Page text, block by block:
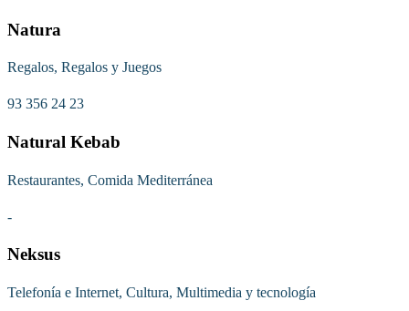
Natura
Regalos, Regalos y Juegos
93 356 24 23
Natural Kebab
Restaurantes, Comida Mediterránea
-
Neksus
Telefonía e Internet, Cultura, Multimedia y tecnología